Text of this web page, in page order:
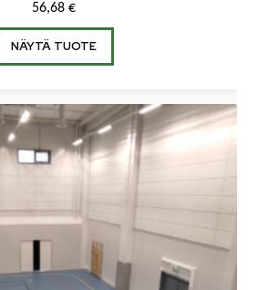
56,68 €
NÄYTÄ TUOTE